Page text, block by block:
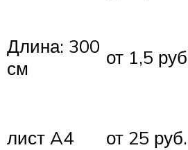
Длина: 300
см
от 1,5
лист A4
от 25 руб.